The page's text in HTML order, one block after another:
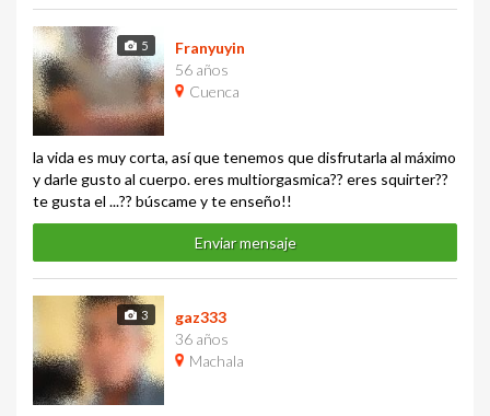
5
Franyuyin
56 años
Cuenca
la vida es muy corta, así que tenemos que disfrutarla al máximo
y darle gusto al cuerpo. eres multiorgasmica?? eres squirter??
te gusta el ...?? búscame y te enseño!!
Enviar mensaje
3
gaz333
36 años
Machala